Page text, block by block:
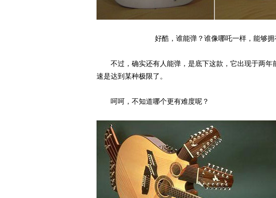
好酷，谁能弹？谁像哪吒一样，能够
不过，确实还有人能弹，是底下这款，它出现于两年
速是达到某种极限了。
呵呵，不知道哪个更有难度呢？